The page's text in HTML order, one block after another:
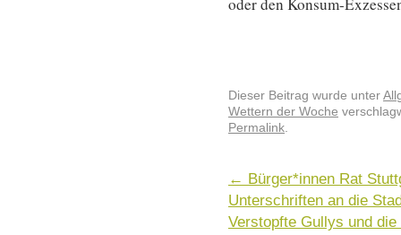
oder den Konsum-
Dieser Beitrag wurde unter
Wettern der Woche
Permalink
← Bürger*innen Rat
Unterschriften an die
Verstopfte Gullys und